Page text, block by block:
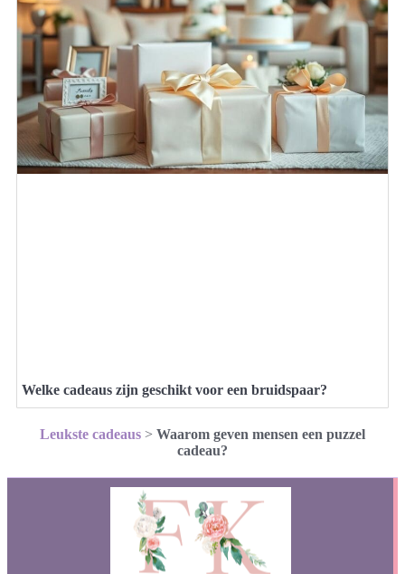
Welke cadeaus zijn geschikt voor een bruidspaar?
Leukste cadeaus > Waarom geven mensen een puzzel
cadeau?